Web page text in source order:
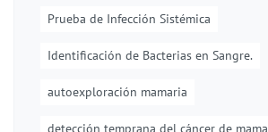
Prueba de Infección Sistémica
Identificación de Bacterias en Sangre.
autoexploración mamaria
detección temprana del cáncer de mama